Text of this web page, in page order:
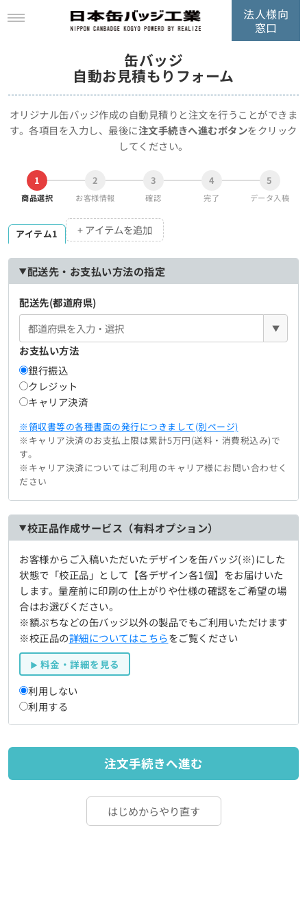
法人様向
窓口
缶バッジ
自動お見積もりフォーム
オリジナル缶バッジ作成の自動見積りと注文を行うことができま
す。各項目を入力し、最後に注文手続きへ進むボタンをクリック
してください。
1
商品選択
2
お客様情報
3
確認
4
完了
5
データ入稿
アイテム1 + アイテムを追加
配送先・お支払い方法の指定
配送先(都道府県)
▼
お支払い方法
銀行振込
クレジット
キャリア決済
※領収書等の各種書面の発行につきまして(別ページ)
※キャリア決済のお支払上限は累計5万円(送料・消費税込み)で
す。
※キャリア決済についてはご利用のキャリア様にお問い合わせく
ださい
校正品作成サービス（有料オプション）
お客様からご入稿いただいたデザインを缶バッジ(※)にした
状態で「校正品」として【各デザイン各1個】をお届けいた
します。量産前に印刷の仕上がりや仕様の確認をご希望の場
合はお選びください。
※額ぷちなどの缶バッジ以外の製品でもご利用いただけます
※校正品の詳細についてはこちらをご覧ください
料金・詳細を見る
利用しない
利用する
注文手続きへ進む
はじめからやり直す